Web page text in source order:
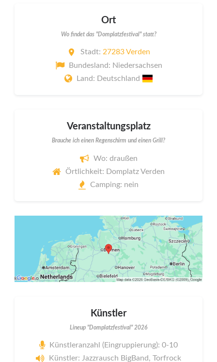
Ort
Wo findet das "Domplatzfestival" statt?
Stadt: 27283 Verden
Bundesland: Niedersachsen
Land: Deutschland
Veranstaltungsplatz
Brauche ich einen Regenschirm und einen Grill?
Wo: draußen
Örtlichkeit: Domplatz Verden
Camping: nein
Künstler
Lineup "Domplatzfestival" 2026
Künstleranzahl (Eingruppierung): 0-10
Künstler: Jazzrausch BigBand, Torfrock